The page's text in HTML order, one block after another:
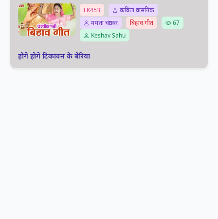
LK453
कविता वासनिक
ममता चंद्राकर
बिहाव गीत
67
Keshav Sahu
होगे होगे टिकावन के बेरिया